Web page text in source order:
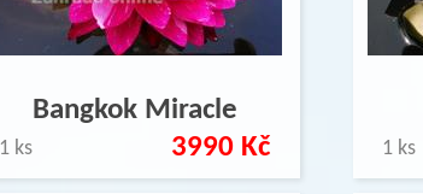
Bangkok Miracle
1 ks 3990 Kč 1 ks